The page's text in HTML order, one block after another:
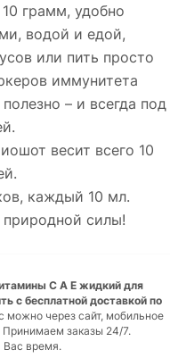
грамм, удобно
водой и едой,
или пить просто
иммунитета
– и всегда под
весит всего 10
каждый 10 мл.
природной силы!
С А Е жидкий для
с бесплатной доставкой по
можно через сайт, мобильное
Принимаем заказы 24/7.
Вас время.